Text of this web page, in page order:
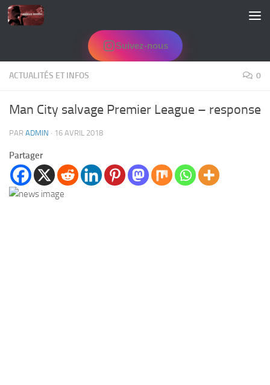
Skip to content
Suivez-nous
ACTUALITÉS ET INFOS 0
Man City salvage Premier League – response
PAR ADMIN · 16 AVRIL 2018
Partager